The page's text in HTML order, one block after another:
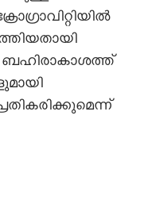
ബഹിരാകാശത്ത്‌